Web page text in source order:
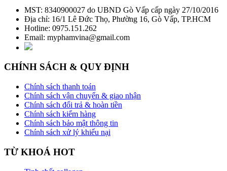
MST: 8340900027 do UBND Gò Vấp cấp ngày 27/10/2016
Địa chỉ: 16/1 Lê Đức Thọ, Phường 16, Gò Vấp, TP.HCM
Hotline: 0975.151.262
Email: myphamvina@gmail.com
CHÍNH SÁCH & QUY ĐỊNH
Chính sách thanh toán
Chính sách vận chuyển & giao nhận
Chính sách đổi trả & hoàn tiền
Chính sách kiểm hàng
Chính sách bảo mật thông tin
Chính sách xử lý khiếu nại
TỪ KHOÁ HOT